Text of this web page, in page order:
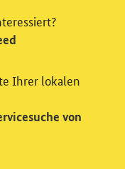
/ oder
Einwilligung für
Webseite: Wir
Ihrer lokalen
von